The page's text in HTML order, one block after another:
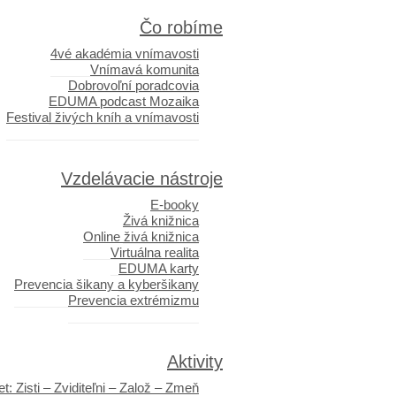
Čo robíme
4vé akadémia vnímavosti
Vnímavá komunita
Dobrovoľní poradcovia
EDUMA podcast Mozaika
Festival živých kníh a vnímavosti
Vzdelávacie nástroje
E-booky
Živá knižnica
Online živá knižnica
Virtuálna realita
EDUMA karty
Prevencia šikany a kyberšikany
Prevencia extrémizmu
Aktivity
Zisti – Zviditeľni – Založ – Zmeň